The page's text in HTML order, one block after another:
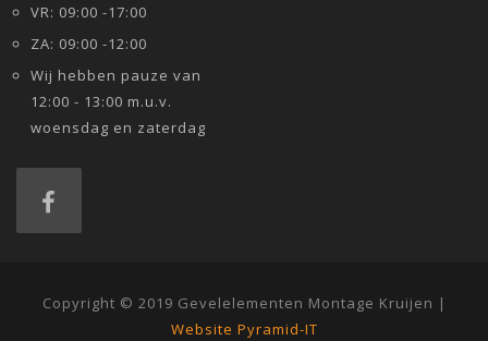
VR: 09:00 -17:00
ZA: 09:00 -12:00
Wij hebben pauze van
12:00 - 13:00 m.u.v.
woensdag en zaterdag
Copyright © 2019 Gevelelementen Montage Kruijen |
Website Pyramid-IT